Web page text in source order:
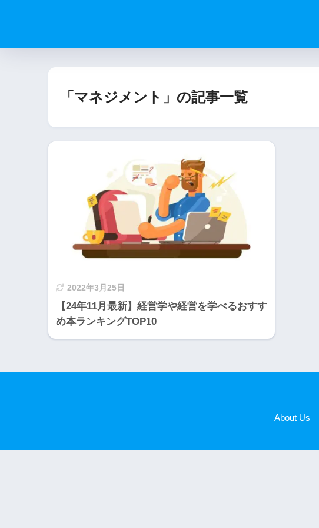
「マネジメント」の記事一覧
2022年3月25日
【24年11月最新】経営学や経営を学べるおすす
め本ランキングTOP10
About Us